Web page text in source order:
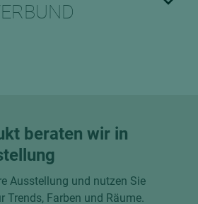
beraten wir in
Ausstellung und nutzen Sie
Trends, Farben und Räume.